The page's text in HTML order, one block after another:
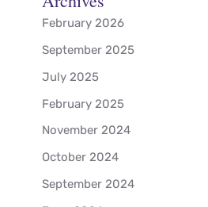
February 2026
September 2025
July 2025
February 2025
November 2024
October 2024
September 2024